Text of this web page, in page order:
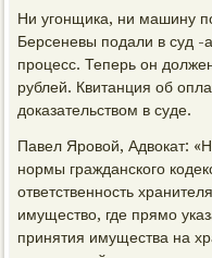
Ни угонщика, ни машину
Берсеневы подали в суд -
процесс. Теперь он
рублей. Квитанция об
доказательством в суде.
Павел Яровой, Адвокат:
нормы гражданского
ответственность
имущество, где прямо
принятия имущества на